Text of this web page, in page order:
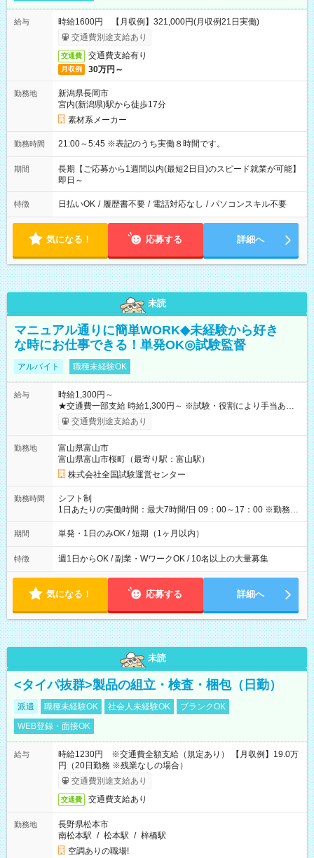
給与
時給1600円 【月収例】321,000円(月収例21日実働)
交通費別途支給あり
交通費 交通費支給有り
月収例 30万円～
勤務地
新潟県長岡市
宮内(新潟県)駅から徒歩17分
素材系メーカー
勤務時間 21:00～5:45 ※表記のうち実働８時間です。
期間
長期【ご応募から1週間以内(最短2日目)のスピード就業が可能】
即日～
特徴 日払いOK / 履歴書不要 / 電話対応なし / パソコンスキル不要
気になる！ 応募する 詳細へ
未読
マニュアル通りに簡単WORK◆未経験から好き
な時にお仕事できる！単発OK◎試験監督
アルバイト 職種未経験OK
給与
時給1,300円～
★交通費一部支給 時給1,300円～ ※試験・役割により手当あり
※勤務回数により昇給あり 【即給（前払い）オプションあ
り！】 希望される場合、勤務から1週間ほどで給与の一部を受け
例】 ・河合塾模擬試験 8:30～17:30（休憩1時間） 時給1,300円
×8時間＝日収10,400円＋交通費 ※当日の役割により時給＋100
円の場合あり ・国家試験 7:00～13:30（休憩なし） 時給1,300
円（役割手当＋100円）×6時間＝日収8,400円＋交通費 【試用期
間】試用期間なし
交通費別途支給あり
勤務地
富山県富山市
富山県富山市桜町（最寄り駅：富山駅）
株式会社全国試験運営センター
勤務時間
シフト制
1日あたりの実働時間：最大7時間/日 09：00～17：00 ※勤務時
間は 試験により異なります。
期間 単発・1日のみOK / 短期（1ヶ月以内）
特徴 週1日からOK / 副業・WワークOK / 10名以上の大量募集
気になる！ 応募する 詳細へ
未読
<タイパ抜群>製品の組立・検査・梱包（日勤）
派遣 職種未経験OK 社会人未経験OK
ブランクOK
WEB登録・面接OK
給与
時給1230円 ※交通費全額支給（規定あり） 【月収例】19.0万
円（20日勤務 ※残業なしの場合）
交通費別途支給あり
交通費 交通費支給あり
勤務地
長野県松本市
南松本駅 / 松本駅 / 梓橋駅
空調ありの職場!